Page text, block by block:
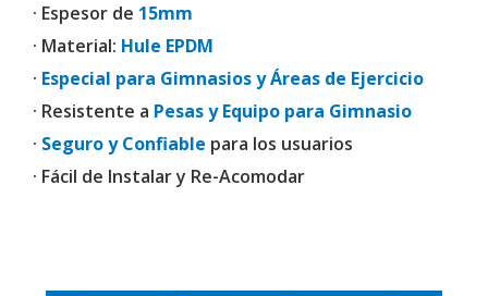
· Espesor de 15mm
· Material: Hule EPDM
· Especial para Gimnasios y Áreas de Ejercicio
· Resistente a Pesas y Equipo para Gimnasio
· Seguro y Confiable para los usuarios
· Fácil de Instalar y Re-Acomodar